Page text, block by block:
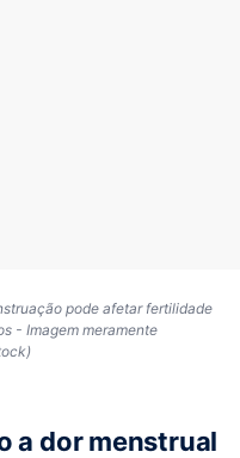
pode afetar fertilidade
- Imagem meramente
a dor menstrual